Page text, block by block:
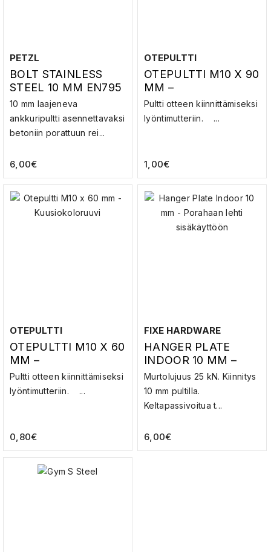
PETZL
BOLT STAINLESS
STEEL 10 MM EN795
TYPE A1 EN959 –
PULTTI
10 mm laajeneva
ankkuripultti asennettavaksi
betoniin porattuun rei...
6,00€
OTEPULTTI
OTEPULTTI M10 X 90
MM –
KUUSIOKOLORUUVI
Pultti otteen kiinnittämiseksi
lyöntimutteriin. ...
1,00€
OTEPULTTI
OTEPULTTI M10 X 60
MM –
KUUSIOKOLORUUVI
Pultti otteen kiinnittämiseksi
lyöntimutteriin. ...
0,80€
FIXE HARDWARE
HANGER PLATE
INDOOR 10 MM –
PORAHAAN LEHTI
SISÄKÄYTTÖÖN
Murtolujuus 25 kN. Kiinnitys
10 mm pultilla.
Keltapassivoitua t...
6,00€